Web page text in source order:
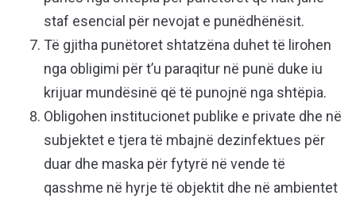
staf esencial për nevojat e punëdhënësit.
Të gjitha punëtoret shtatzëna duhet të lirohen
nga obligimi për t’u paraqitur në punë duke iu
krijuar mundësinë që të punojnë nga shtëpia.
Obligohen institucionet publike e private dhe në
subjektet e tjera të mbajnë dezinfektues për
duar dhe maska për fytyrë në vende të
qasshme në hyrje të objektit dhe në ambientet